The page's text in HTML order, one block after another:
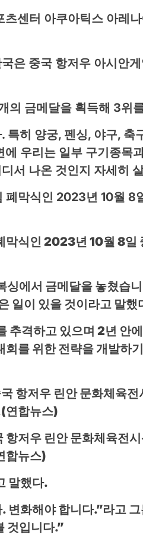
센터 아쿠아틱스 아레
은 중국 항저우 아시안
의 금메달을 획득해 3위
히 양궁, 펜싱, 야구,
우리는 일부 구기종목
서 나온 것인지 자세히
막식인 2023년 10월 8일
에서 금메달을 놓쳤습
일이 있을 것이라고 말했
추격하고 있으며 2년 안
를 위한 전략을 개발하
저우 린안 문화체육전
합뉴스)
말했다.
화해야 합니다.”라고
것입니다.”